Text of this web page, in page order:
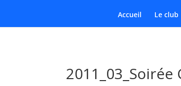
Accueil Le club
2011_03_Soirée